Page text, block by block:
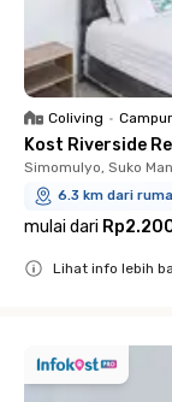
Coliving • Campur
Kost Riverside
Simomulyo, Suko
6.3 km dari
mulai dari
Lihat info lebih